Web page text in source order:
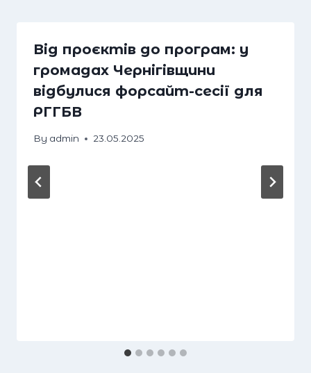
Від проєктів до програм: у
громадах Чернігівщини
відбулися форсайт-сесії для
РГГБВ
By admin 23.05.2025